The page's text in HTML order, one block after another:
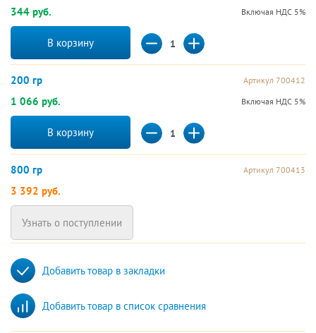
344 руб. Включая НДС 5%
В корзину
200 гр Артикул 700412
1 066 руб. Включая НДС 5%
В корзину
800 гр Артикул 700413
3 392 руб.
Узнать о поступлении
Добавить товар в закладки
Добавить товар в список сравнения